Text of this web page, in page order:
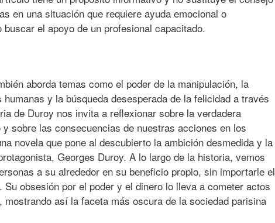
en una situación que requiere ayuda emocional o
el apoyo de un profesional capacitado.
aborda temas como el poder de la manipulación, la
y la búsqueda desesperada de la felicidad a través
de Duroy nos invita a reflexionar sobre la verdadera
sobre las consecuencias de nuestras acciones en los
novela que pone al descubierto la ambición desmedida y la
Georges Duroy. A lo largo de la historia, vemos
a su alrededor en su beneficio propio, sin importarle el
Su obsesión por el poder y el dinero lo lleva a cometer actos
mostrando así la faceta más oscura de la sociedad parisina